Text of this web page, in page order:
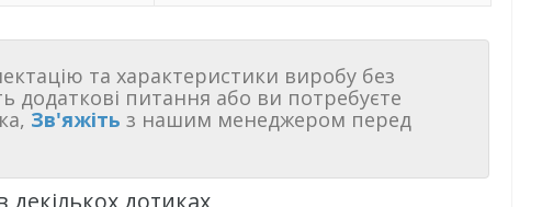
та характеристики виробу без
питання або ви потребуєте
Зв'яжіть з нашим менеджером перед
декількох дотиках